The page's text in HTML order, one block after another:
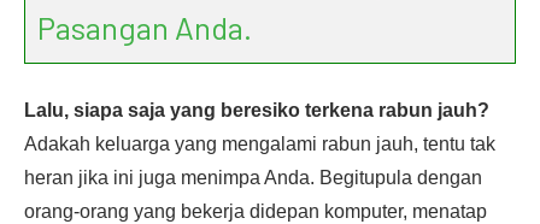
Pasangan Anda.
Lalu, siapa saja yang beresiko terkena rabun jauh?
Adakah keluarga yang mengalami rabun jauh, tentu tak
heran jika ini juga menimpa Anda. Begitupula dengan
orang-orang yang bekerja didepan komputer, menatap